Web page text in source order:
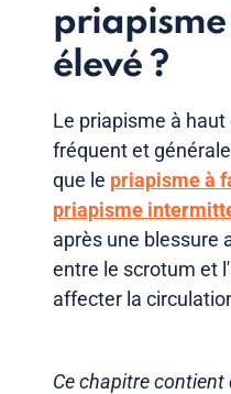
élevé ?
Le priapisme à
fréquent et
que le priapisme à
priapisme
après une blessure
entre le scrotum et
affecter la
Ce chapitre